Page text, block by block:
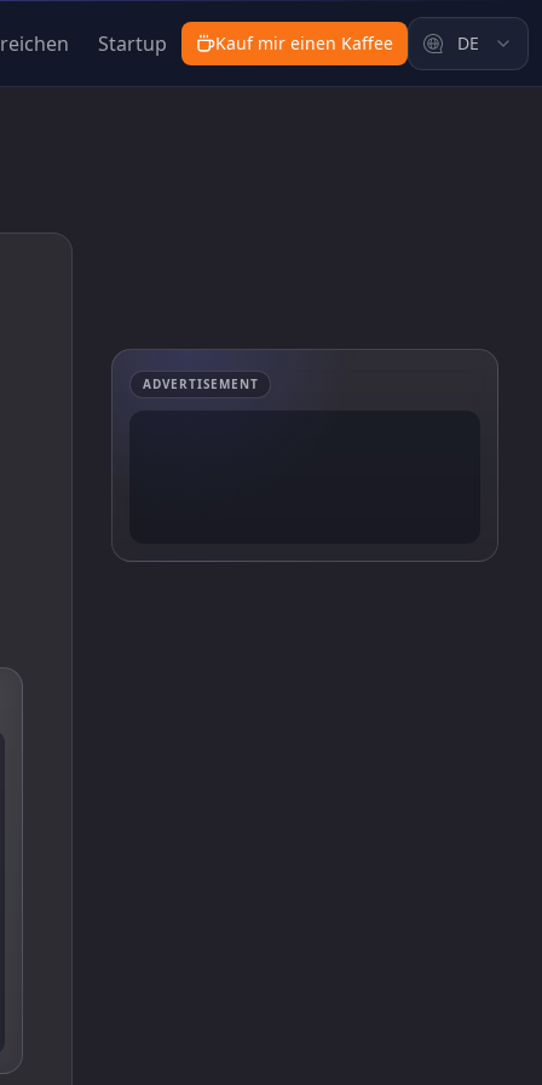
Startup Kauf mir einen Kaffee DE
ADVERTISEMENT